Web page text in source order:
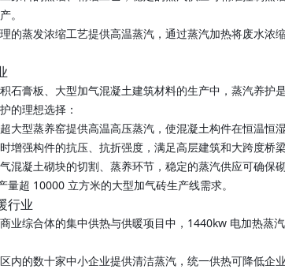
。
理的蒸发浓缩工艺提供高温蒸汽，通过蒸汽加热将废水
石膏板、大型加气混凝土建筑材料的生产中，蒸汽养
的理想选择：
超大型蒸养窑提供高温高压蒸汽，使混凝土构件在恒温
增强构件的抗压、抗折强度，满足高层建筑和大跨度桥梁
气混凝土砌块的切割、蒸养环节，稳定的蒸汽供应可确保
超 10000 立方米的大型加气砖生产线需求。
行业
业综合体的集中供热与供暖项目中，1440kw 电加热蒸
区内的数十家中小企业提供清洁蒸汽，统一供热可降低